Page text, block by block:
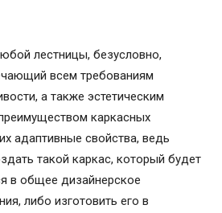
лестницы, безусловно,
всем требованиям
а также эстетическим
каркасных
адаптивные свойства, ведь
такой каркас, который будет
в общее дизайнерское
либо изготовить его в